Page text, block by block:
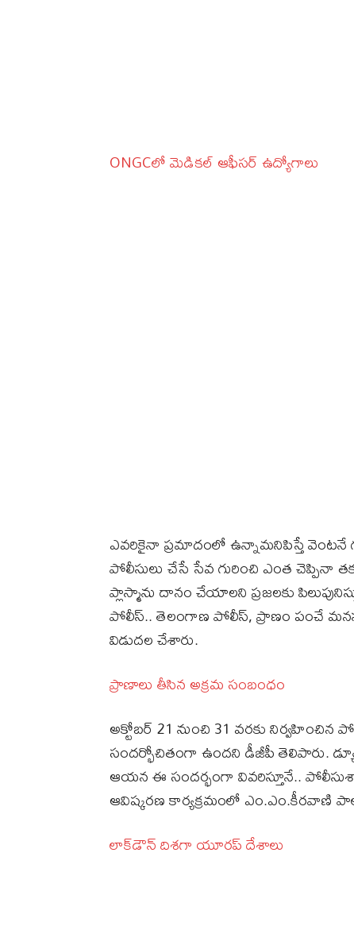
ONGCలో మెడికల్ ఆఫీసర్ ఉద్యోగాలు
ఎవరికైనా ప్రమాదంలో ఉన్నామనిపిస్తే వెంటనే
పోలీసులు చేసే సేవ గురించి ఎంత
ప్లాస్మాను దానం చేయాలని ప్రజలకు
పోలీస్‌.. తెలంగాణ పోలీస్‌, ప్రాణం పంచే
విడుదల చేశారు.
ప్రాణాలు తీసిన అక్రమ సంబంధం
అక్టోబర్‌ 21 నుంచి 31 వరకు
సందర్భోచితంగా ఉందని డీజీపీ తెలిపారు.
ఆయన ఈ సందర్భంగా వివరిస్తూనే..
ఆవిష్కరణ కార్యక్రమంలో ఎం.ఎం.కీరవాణి
లాక్‌డౌన్‌ దిశగా యూరప్‌ దేశాలు